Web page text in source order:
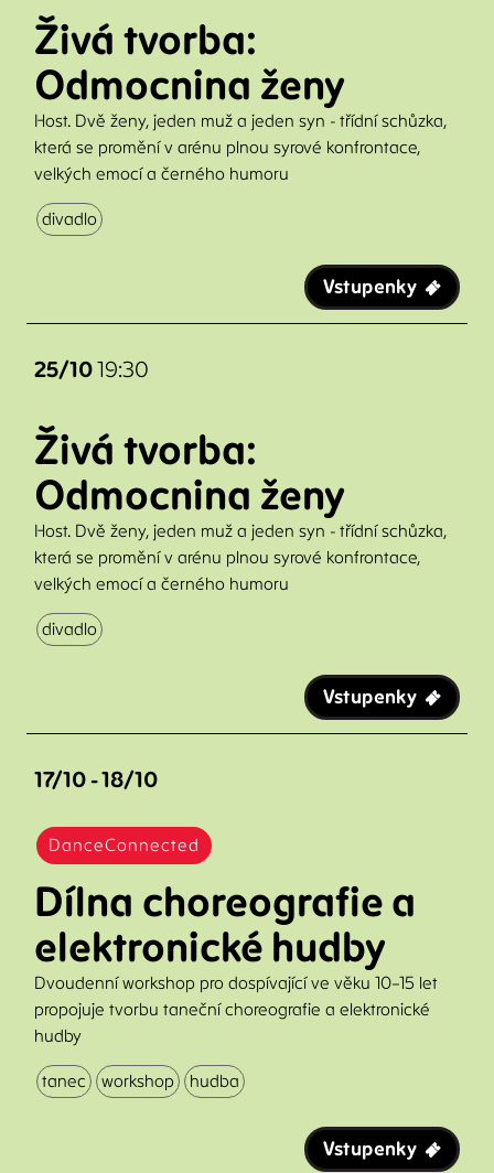
Živá tvorba:
Odmocnina ženy
Host. Dvě ženy, jeden muž a jeden syn - třídní schůzka,
která se promění v arénu plnou syrové konfrontace,
velkých emocí a černého humoru
divadlo
Vstupenky
25/1019:30
Živá tvorba:
Odmocnina ženy
Host. Dvě ženy, jeden muž a jeden syn - třídní schůzka,
která se promění v arénu plnou syrové konfrontace,
velkých emocí a černého humoru
divadlo
Vstupenky
17/10 - 18/10
DanceConnected
Dílna choreografie a
elektronické hudby
Dvoudenní workshop pro dospívající ve věku 10–15 let
propojuje tvorbu taneční choreografie a elektronické
hudby
tanec workshop hudba
Vstupenky